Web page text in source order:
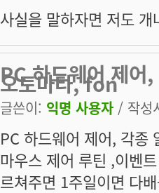
사실을 말하자면 저도
PC 하드웨어 제어
오토마타, fon
글쓴이: 익명 사용자 / 작성
PC 하드웨어 제어, 각
마우스 제어 루틴 ,이벤
르쳐주면 1주일이면 다